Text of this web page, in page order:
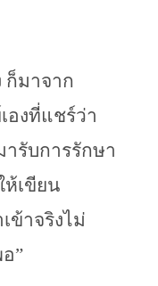
ก็มาจาก
องที่แชร์ว่า
รับการรักษา
ห้เขียน
ข้าจริงไม่
”